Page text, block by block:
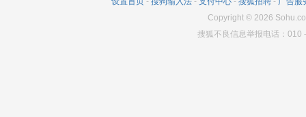
Copyright© 2026
搜狐不良信息举报电话：010